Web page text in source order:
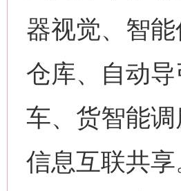
器视觉、智
仓库、自动
车、货智能
信息互联共